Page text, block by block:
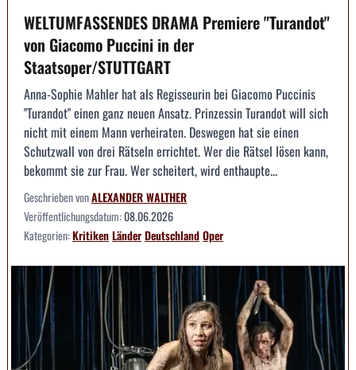
WELTUMFASSENDES DRAMA Premiere "Turandot"
von Giacomo Puccini in der
Staatsoper/STUTTGART
Anna-Sophie Mahler hat als Regisseurin bei Giacomo Puccinis
"Turandot" einen ganz neuen Ansatz. Prinzessin Turandot will sich
nicht mit einem Mann verheiraten. Deswegen hat sie einen
Schutzwall von drei Rätseln errichtet. Wer die Rätsel lösen kann,
bekommt sie zur Frau. Wer scheitert, wird enthaupte...
Geschrieben vonALEXANDER WALTHER
Veröffentlichungsdatum:08.06.2026
Kategorien:KritikenLänderDeutschlandOper